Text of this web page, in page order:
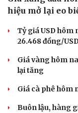
hiệu mở lại eo
Tỷ giá USD hôm
26.468 đồng/
Giá vàng hôm
lại tăng
Giá cà phê hôm
Buôn lậu, hàng